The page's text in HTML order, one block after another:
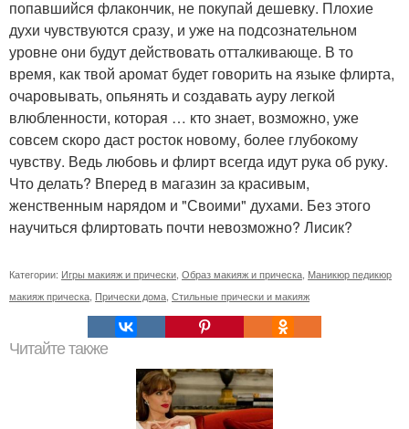
попавшийся флакончик, не покупай дешевку. Плохие
духи чувствуются сразу, и уже на подсознательном
уровне они будут действовать отталкивающе. В то
время, как твой аромат будет говорить на языке флирта,
очаровывать, опьянять и создавать ауру легкой
влюбленности, которая … кто знает, возможно, уже
совсем скоро даст росток новому, более глубокому
чувству. Ведь любовь и флирт всегда идут рука об руку.
Что делать? Вперед в магазин за красивым,
женственным нарядом и "Своими" духами. Без этого
научиться флиртовать почти невозможно? Лисик?
Категории: Игры макияж и прически Образ макияж и прическа Маникюр педикюр
макияж прическа Прически дома Стильные прически и макияж
Читайте также